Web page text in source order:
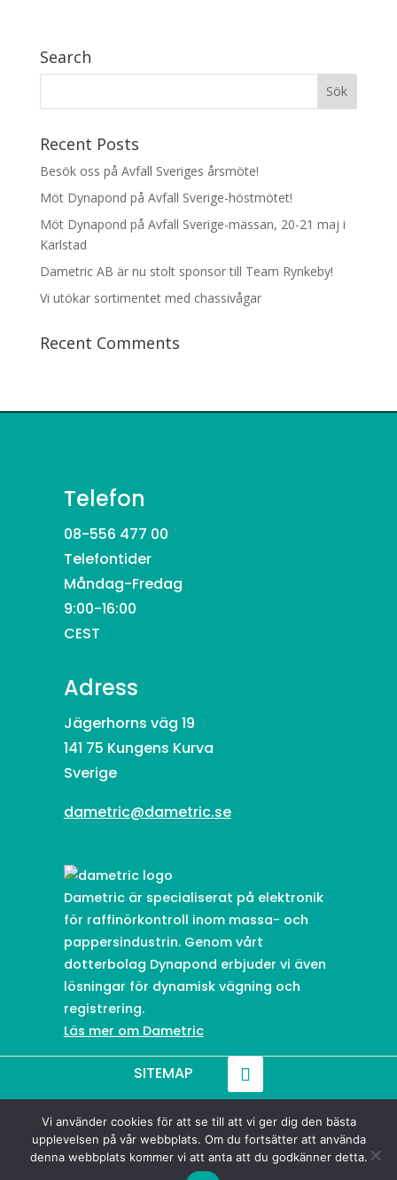
Search
Recent Posts
Besök oss på Avfall Sveriges årsmöte!
Möt Dynapond på Avfall Sverige-höstmötet!
Möt Dynapond på Avfall Sverige-mässan, 20-21 maj i
Karlstad
Dametric AB är nu stolt sponsor till Team Rynkeby!
Vi utökar sortimentet med chassivågar
Recent Comments
Telefon
08-556 477 00
Telefontider
Måndag-Fredag
9:00-16:00
CEST
Adress
Jägerhorns väg 19
141 75 Kungens Kurva
Sverige
dametric@dametric.se
Dametric är specialiserat på elektronik
för raffinörkontroll inom massa- och
pappersindustrin. Genom vårt
dotterbolag Dynapond erbjuder vi även
lösningar för dynamisk vägning och
registrering.
Läs mer om Dametric
SITEMAP
© 2021-2026 Dametric
Vi använder cookies för att se till att vi ger dig den bästa
upplevelsen på vår webbplats. Om du fortsätter att använda
denna webbplats kommer vi att anta att du godkänner detta.